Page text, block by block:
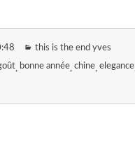
this is the end yves
bonne année chine elegance